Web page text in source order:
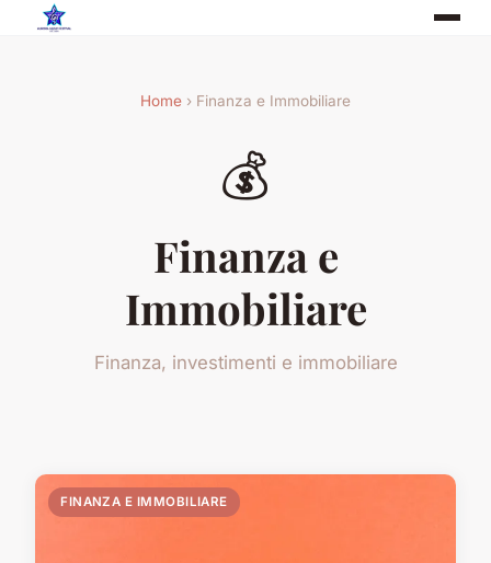
Home › Finanza e Immobiliare
💰
Finanza e
Immobiliare
Finanza, investimenti e immobiliare
FINANZA E IMMOBILIARE